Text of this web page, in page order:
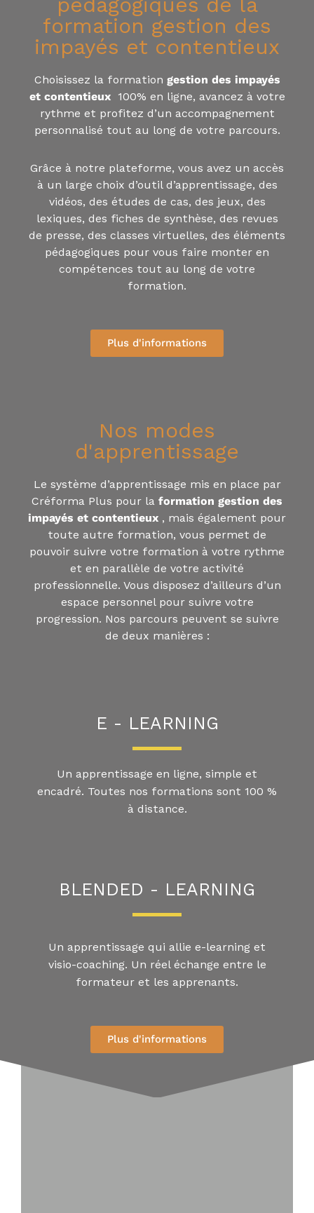
formation gestion des
impayés​ et contentieux
Choisissez la formation gestion des impayés
et contentieux 100% en ligne, avancez à votre
rythme et profitez d’un accompagnement
personnalisé tout au long de votre parcours.
Grâce à notre plateforme, vous avez un accès
à un large choix d’outil d’apprentissage, des
vidéos, des études de cas, des jeux, des
lexiques, des fiches de synthèse, des revues
de presse, des classes virtuelles, des éléments
pédagogiques pour vous faire monter en
compétences tout au long de votre
formation.
Plus d'informations
Nos modes
d'apprentissage
Le système d’apprentissage mis en place par
Créforma Plus pour la formation gestion des
impayés et contentieux , mais également pour
toute autre formation, vous permet de
pouvoir suivre votre formation à votre rythme
et en parallèle de votre activité
professionnelle. Vous disposez d’ailleurs d’un
espace personnel pour suivre votre
progression. Nos parcours peuvent se suivre
de deux manières :
E - LEARNING​
Un apprentissage en ligne, simple et
encadré. Toutes nos formations sont 100 %
à distance.
BLENDED - LEARNING​
Un apprentissage qui allie e-learning et
visio-coaching. Un réel échange entre le
formateur et les apprenants.
Plus d'informations